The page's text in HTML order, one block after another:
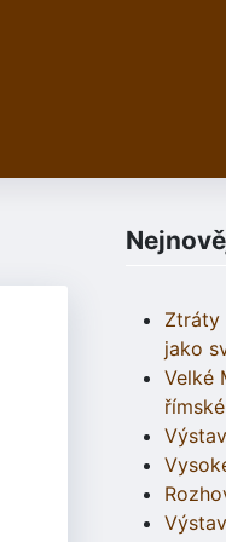
Ztráty
jako
Velké
římské